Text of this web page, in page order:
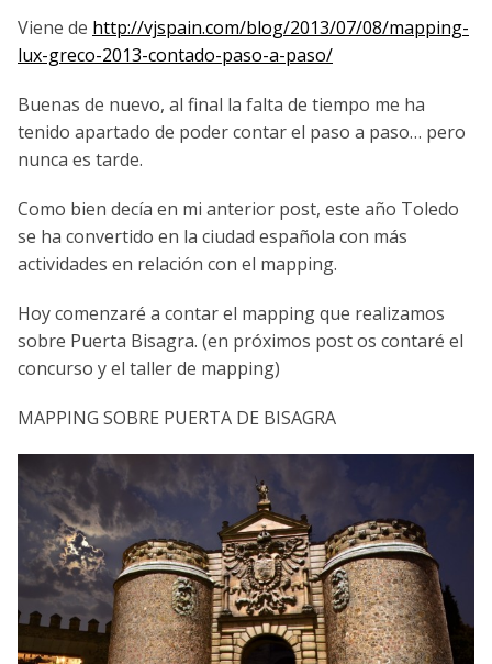
Crear Cuenta
Viene de http://vjspain.com/blog/2013/07/08/mapping-
lux-greco-2013-contado-paso-a-paso/
Buenas de nuevo, al final la falta de tiempo me ha
tenido apartado de poder contar el paso a paso… pero
nunca es tarde.
Como bien decía en mi anterior post, este año Toledo
se ha convertido en la ciudad española con más
actividades en relación con el mapping.
Hoy comenzaré a contar el mapping que realizamos
sobre Puerta Bisagra. (en próximos post os contaré el
concurso y el taller de mapping)
MAPPING SOBRE PUERTA DE BISAGRA